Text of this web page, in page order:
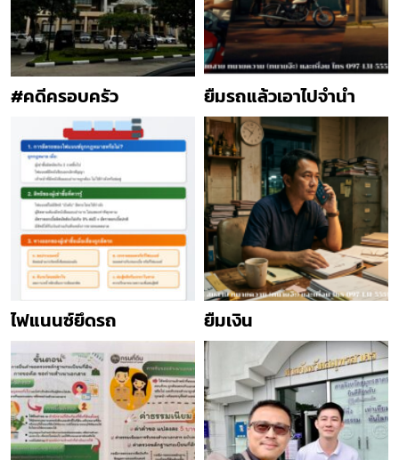
#คดีครอบครัว ยืมรถแล้วเอาไปจำนำ
ไฟแนนซ์ยึดรถ ยืมเงิน